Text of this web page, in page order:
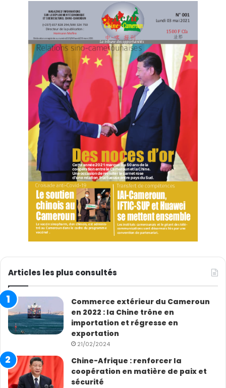
En somme, la Chine est certes jalousée et persécutée
pour son développement et son sens d’ouverture et
de partage, mais elle ne devrait craindre de rien. Les
quelques actes de terrorisme et des imageries du
« travail forcé » constitués par les forces exogènes et
endogènes pour déstabiliser et saboter son
économie, n’aura qu’un temps de vie d’une mouche de
mai. Seules les personnes qui ne connaissent pas la
Chine et le peuple chinois, pourront intelligiblement
croire au supposé « travail forcé » dans le Xinjiang.
Par Gérard Njoya
Articles les plus consultés
Commerce extérieur du Cameroun
en 2022 : la Chine trône en
importation et régresse en
exportation
21/02/2024
Chine-Afrique : renforcer la
coopération en matière de paix et
sécurité